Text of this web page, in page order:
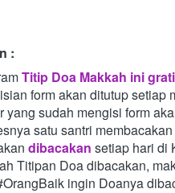
:
Titip Doa Makkah ini
form akan ditutup setiap
yang sudah mengisi form
satu santri membacakan
dibacakan setiap hari di
Titipan Doa dibacakan,
ingin Doanya